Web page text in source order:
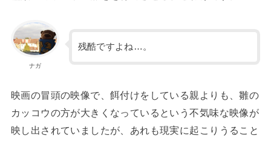
ナガ
残酷ですよね…。
映画の冒頭の映像で、餌付けをしている親よりも、雛の
カッコウの方が大きくなっているという不気味な映像が
映し出されていましたが、あれも現実に起こりうること